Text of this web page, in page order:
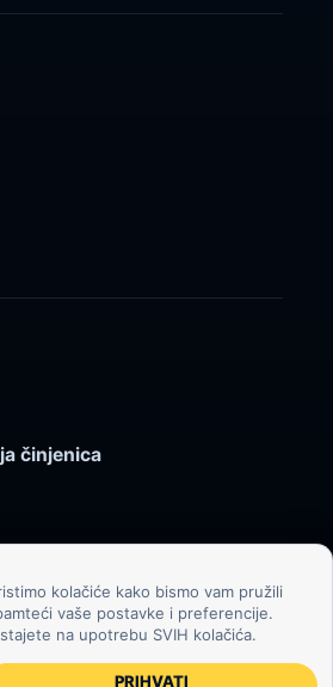
činjenica
Sva prava pridržana.
i velike ideje za znatiželjne
čitatelje.
kolačiće kako bismo vam pružili
vaše postavke i preferencije.
na upotrebu SVIH kolačića.
PRIHVATI